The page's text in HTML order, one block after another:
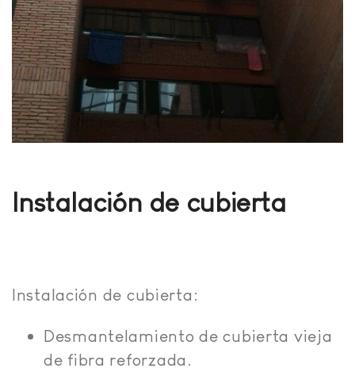
Instalación de cubierta
Instalación de cubierta:
Desmantelamiento de cubierta vieja
de fibra reforzada.